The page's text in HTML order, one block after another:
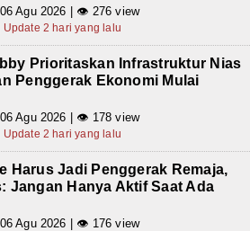
Agu 2026 | 👁 276 view
Update 2 hari yang lalu
Prioritaskan Infrastruktur Nias
Penggerak Ekonomi Mulai
Agu 2026 | 👁 178 view
Update 2 hari yang lalu
Harus Jadi Penggerak Remaja,
Jangan Hanya Aktif Saat Ada
Agu 2026 | 👁 176 view